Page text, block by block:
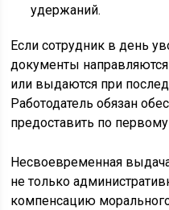
удержаний.
Если сотрудник в день
документы
или выдаются при
Работодатель обязан
предоставить по
Несвоевременная
не только
компенсацию